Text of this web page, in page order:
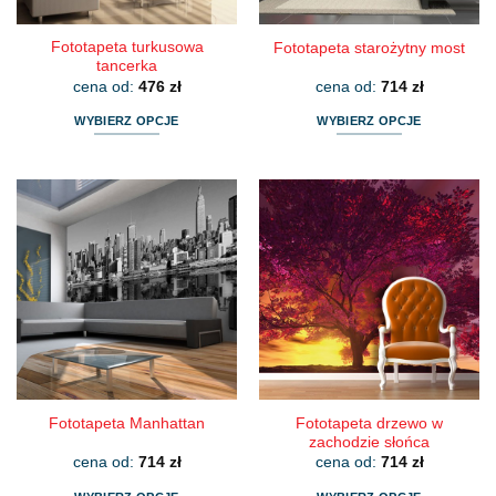
produktu
produktu
Fototapeta turkusowa
tancerka
cena od: 476 zł
WYBIERZ OPCJE
ma
wariantów.
Opcje
można
na
stronie
produktu
Fototapeta starożytny most
cena od: 714 zł
WYBIERZ OPCJE
ma
wiele
wariantów.
Opcje
można
wybrać
na
stronie
produktu
Fototapeta Manhattan
cena od: 714 zł
Fototapeta drzewo w
zachodzie słońca
cena od: 714 zł